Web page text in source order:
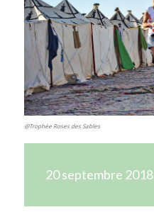
@Trophée Roses des Sables
le
20 septembre 2018